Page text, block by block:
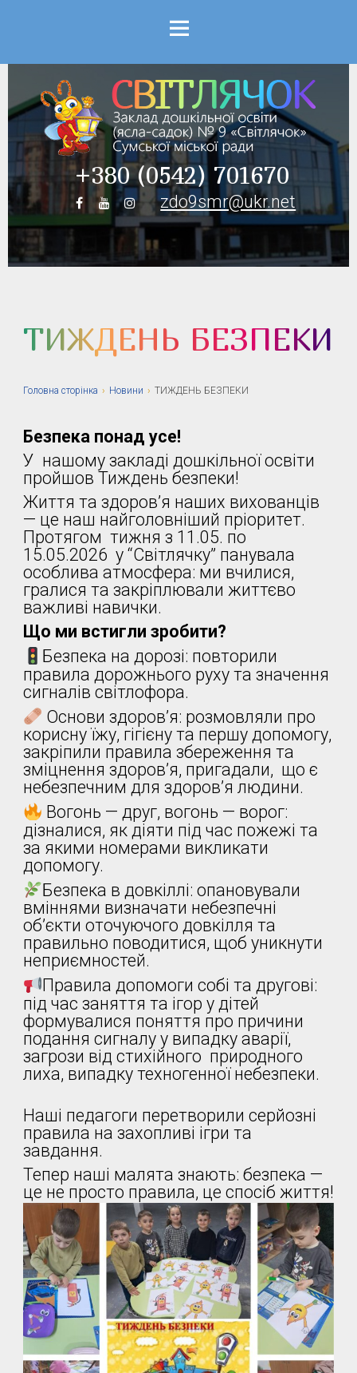
+380 (0542) 701670
zdo9smr@ukr.net
Menu
ТИЖДЕНЬ БЕЗПЕКИ
Головна сторiнка › Новини › ТИЖДЕНЬ БЕЗПЕКИ
Безпека понад усе!
У нашому закладі дошкільної освіти
пройшов Тиждень безпеки!
Життя та здоров’я наших вихованців
— це наш найголовніший пріоритет.
Протягом тижня з 11.05. по
15.05.2026 у “Світлячку” панувала
особлива атмосфера: ми вчилися,
гралися та закріплювали життєво
важливі навички.
Що ми встигли зробити?
Безпека на дорозі: повторили
правила дорожнього руху та значення
сигналів світлофора.
Основи здоров’я: розмовляли про
корисну їжу, гігієну та першу допомогу,
закріпили правила збереження та
зміцнення здоров’я, пригадали, що є
небезпечним для здоров’я людини.
Вогонь — друг, вогонь — ворог:
дізналися, як діяти під час пожежі та
за якими номерами викликати
допомогу.
Безпека в довкіллі: опановували
вміннями визначати небезпечні
об’єкти оточуючого довкілля та
правильно поводитися, щоб уникнути
неприємностей.
Правила допомоги собі та другові:
під час заняття та ігор у дітей
формувалися поняття про причини
подання сигналу у випадку аварії,
загрози від стихійного природного
лиха, випадку техногенної небезпеки.
Наші педагоги перетворили серйозні
правила на захопливі ігри та
завдання.
Тепер наші малята знають: безпека —
це не просто правила, це спосіб життя!